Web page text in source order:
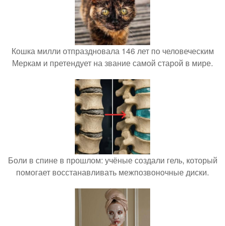
Кошка милли отпраздновала 146 лет по человеческим
Меркам и претендует на звание самой старой в мире.
Боли в спине в прошлом: учёные создали гель, который
помогает восстанавливать межпозвоночные диски.